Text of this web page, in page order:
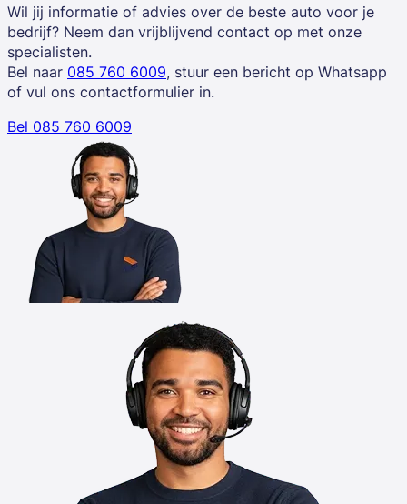
Wil jij informatie of advies over de beste auto voor je
bedrijf? Neem dan vrijblijvend contact op met onze
specialisten.
Bel naar 085 760 6009, stuur een bericht op Whatsapp
of vul ons contactformulier in.
Bel 085 760 6009